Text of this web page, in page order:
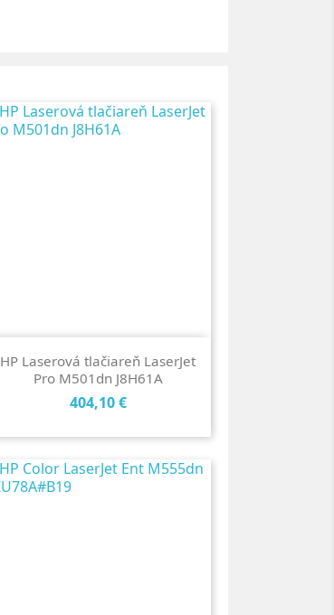
HP Laserová tlačiareň LaserJet
Pro M501dn J8H61A
Cena
404,10 €